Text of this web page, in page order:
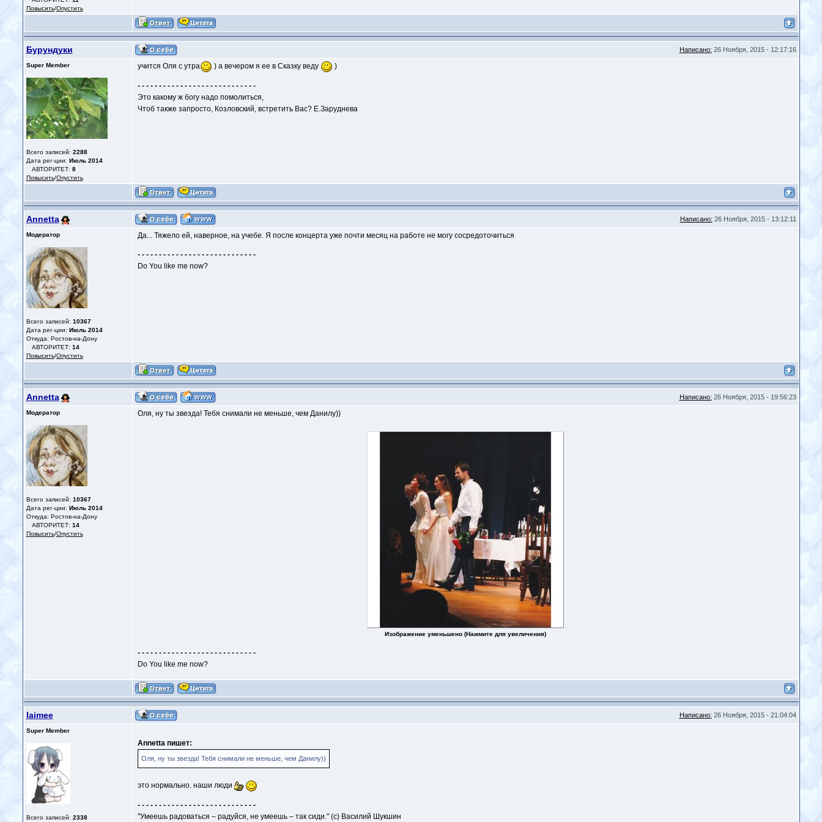
Повысить/Опустить
Бурундуки Написано: 26 Ноября, 2015 - 12:17:16
Super Member
Всего записей: 2288
Дата рег-ции: Июль 2014
АВТОРИТЕТ: 8
Повысить/Опустить
учится Оля с утра ) а вечером я ее в Сказку веду )
- - - - - - - - - - - - - - - - - - - - - - - - - - - -
Это какому ж богу надо помолиться,
Чтоб также запросто, Козловский, встретить Вас? Е.Заруднева
Annetta Написано: 26 Ноября, 2015 - 13:12:11
Модератор
Всего записей: 10367
Дата рег-ции: Июль 2014
Откуда: Ростов-на-Дону
АВТОРИТЕТ: 14
Повысить/Опустить
Да... Тяжело ей, наверное, на учебе. Я после концерта уже почти месяц на работе не могу сосредоточиться
- - - - - - - - - - - - - - - - - - - - - - - - - - - -
Do You like me now?
Annetta Написано: 26 Ноября, 2015 - 19:56:23
Модератор
Всего записей: 10367
Дата рег-ции: Июль 2014
Откуда: Ростов-на-Дону
АВТОРИТЕТ: 14
Повысить/Опустить
Оля, ну ты звезда! Тебя снимали не меньше, чем Данилу))
Изображение уменьшено (Нажмите для увеличения)
- - - - - - - - - - - - - - - - - - - - - - - - - - - -
Do You like me now?
laimee Написано: 26 Ноября, 2015 - 21:04:04
Super Member
Всего записей: 2338
Annetta пишет:
Оля, ну ты звезда! Тебя снимали не меньше, чем Данилу))
это нормально. наши люди
- - - - - - - - - - - - - - - - - - - - - - - - - - - -
"Умеешь радоваться – радуйся, не умеешь – так сиди." (с) Василий Шукшин